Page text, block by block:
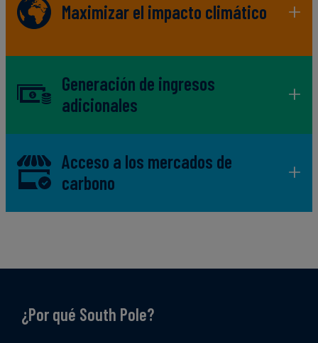
Maximizar el impacto climático
Generación de ingresos
adicionales
Acceso a los mercados de
carbono
¿Por qué South Pole?